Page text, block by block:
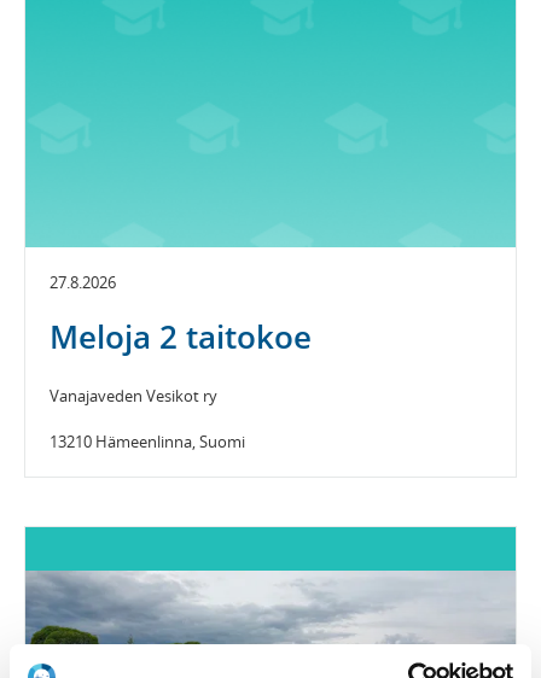
27.8.2026
Meloja 2 taitokoe
Vanajaveden Vesikot ry
13210 Hämeenlinna, Suomi